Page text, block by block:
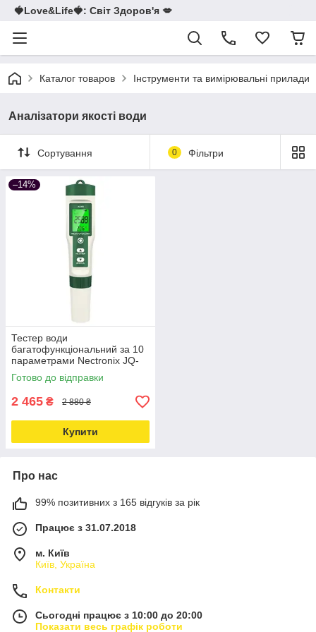
🍓Love&Life🍓: Світ Здоров'я 💋
Каталог товаров Інструменти та вимірювальні прилади
Аналізатори якості води
Сортування 0 Фільтри
–14%
Тестер води
багатофункціональний за 10
параметрами Nectronix JQ-
006 Love&Life -online-
multimarket-
Готово до відправки
2 465 ₴ 2 880 ₴
Купити
Про нас
99% позитивних з 165 відгуків за рік
Працює з 31.07.2018
м. Київ
Київ, Україна
Контакти
Сьогодні працює з 10:00 до 20:00
Показати весь графік роботи